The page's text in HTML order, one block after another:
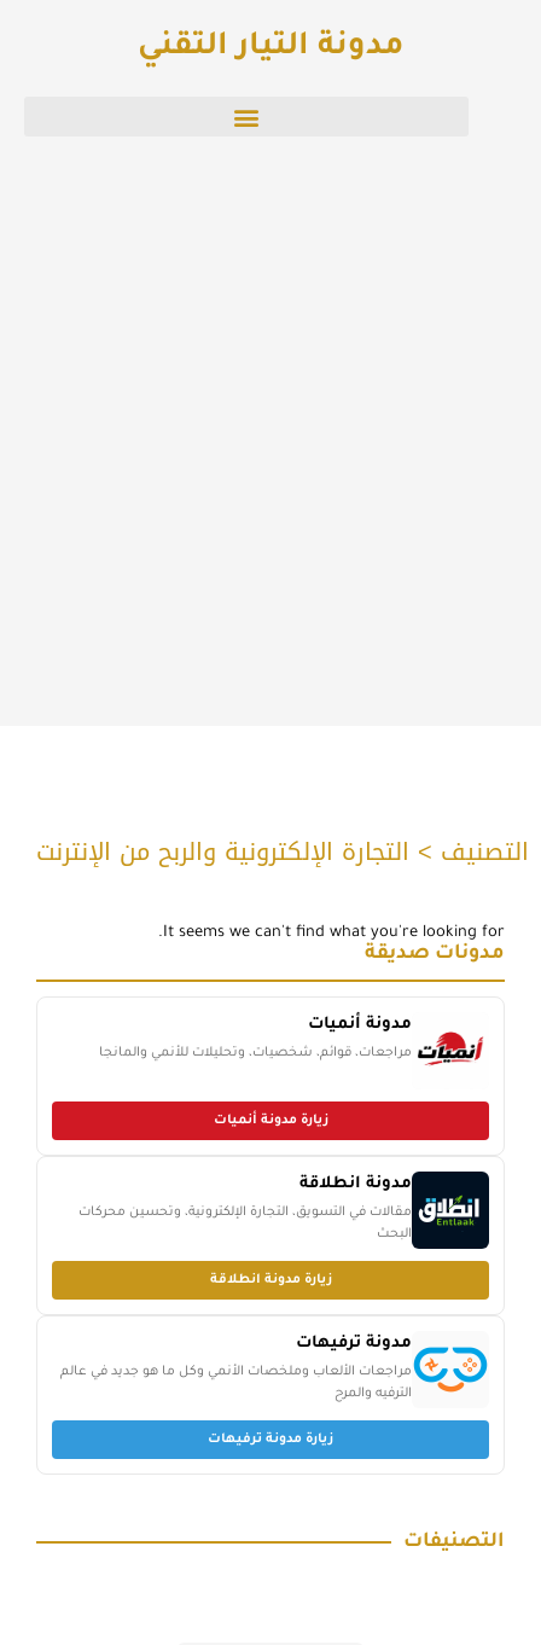
مدونة التيار التقني
التصنيف > التجارة الإلكترونية والربح من الإنترنت
It seems we can't find what you're looking for.
مدونات صديقة
مدونة أنميات
مراجعات، قوائم، شخصيات، وتحليلات للأنمي والمانجا
زيارة مدونة أنميات
مدونة انطلاقة
مقالات في التسويق، التجارة الإلكترونية، وتحسين محركات
البحث
زيارة مدونة انطلاقة
مدونة ترفيهات
مراجعات الألعاب وملخصات الأنمي وكل ما هو جديد في عالم
الترفيه والمرح
زيارة مدونة ترفيهات
التصنيفات